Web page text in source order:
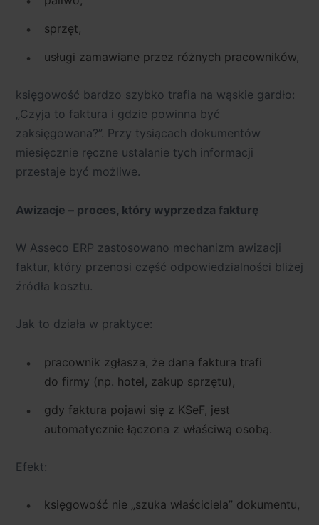
sprzęt,
usługi zamawiane przez różnych pracowników,
księgowość bardzo szybko trafia na wąskie gardło:
„Czyja to faktura i gdzie powinna być
zaksięgowana?”. Przy tysiącach dokumentów
miesięcznie ręczne ustalanie tych informacji
przestaje być możliwe.
Awizacje – proces, który wyprzedza fakturę
W Asseco ERP zastosowano mechanizm awizacji
faktur , który przenosi część odpowiedzialności bliżej
źródła kosztu.
Jak to działa w praktyce:
pracownik zgłasza, że dana faktura trafi
do firmy (np. hotel, zakup sprzętu),
gdy faktura pojawi się z KSeF, jest
automatycznie łączona z właściwą osobą.
Efekt:
księgowość nie „szuka właściciela” dokumentu,